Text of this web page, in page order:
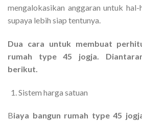
mengalokasikan anggaran untuk
supaya lebih siap tentunya.
Dua cara untuk membuat
rumah type 45 jogja.
berikut.
Sistem harga satuan
Biaya bangun rumah type 45